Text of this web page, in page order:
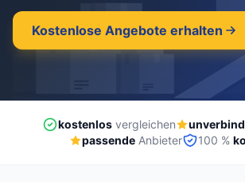
Kostenlose Angebote erhalten
kostenlosvergleichen
passende Anbieter 100 %